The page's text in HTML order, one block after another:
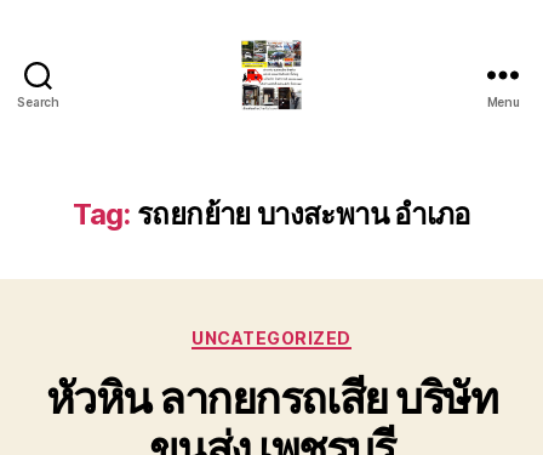
Search
สไลด์
ใน
หัวหิน
ชั่วโมง
โทร
0888000456
Menu
Tag: รถยกย้าย บางสะพาน อำเภอ
Categories
UNCATEGORIZED
หัวหิน ลากยกรถเสีย บริษัท